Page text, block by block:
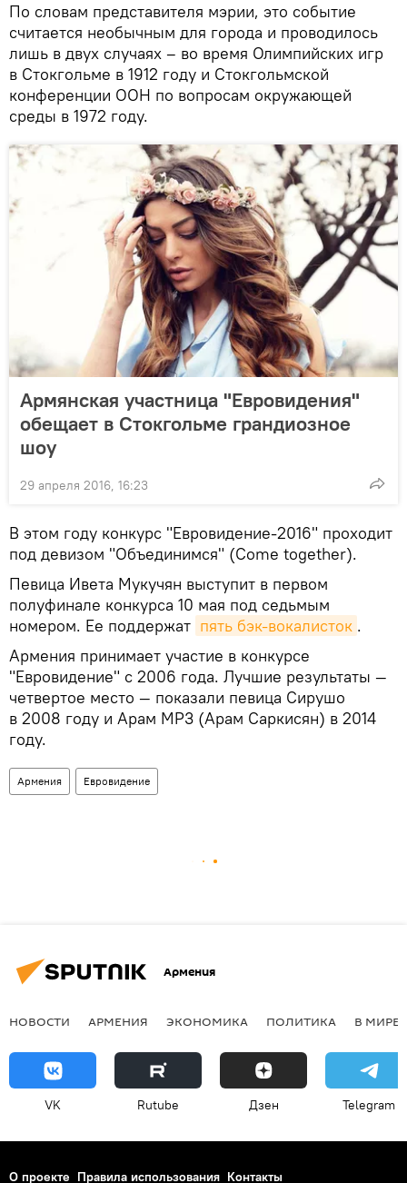
По словам представителя мэрии, это событие
считается необычным для города и проводилось
лишь в двух случаях – во время Олимпийских игр
в Стокгольме в 1912 году и Стокгольмской
конференции ООН по вопросам окружающей
среды в 1972 году.
Армянская участница "Евровидения"
обещает в Стокгольме грандиозное
шоу
29 апреля 2016, 16:23
В этом году конкурс "Евровидение-2016" проходит
под девизом "Объединимся" (Come together).
Певица Ивета Мукучян выступит в первом
полуфинале конкурса 10 мая под седьмым
номером. Ее поддержат пять бэк-вокалисток .
Армения принимает участие в конкурсе
"Евровидение" с 2006 года. Лучшие результаты —
четвертое место — показали певица Сирушо
в 2008 году и Арам MP3 (Арам Саркисян) в 2014
году.
Армения Евровидение
Армения
НОВОСТИ АРМЕНИЯ ЭКОНОМИКА ПОЛИТИКА В МИРЕ
VK Rutube Дзен Telegram
О проекте Правила использования Контакты